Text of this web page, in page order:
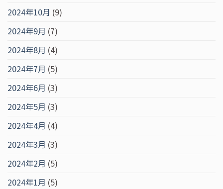
2024年10月 (9)
2024年9月 (7)
2024年8月 (4)
2024年7月 (5)
2024年6月 (3)
2024年5月 (3)
2024年4月 (4)
2024年3月 (3)
2024年2月 (5)
2024年1月 (5)